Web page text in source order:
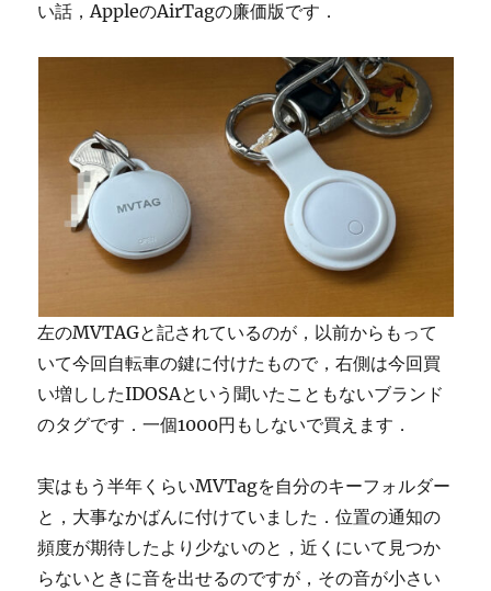
い話，AppleのAirTagの廉価版です．
左のMVTAGと記されているのが，以前からもって
いて今回自転車の鍵に付けたもので，右側は今回買
い増ししたIDOSAという聞いたこともないブランド
のタグです．一個1000円もしないで買えます．
実はもう半年くらいMVTagを自分のキーフォルダー
と，大事なかばんに付けていました．位置の通知の
頻度が期待したより少ないのと，近くにいて見つか
らないときに音を出せるのですが，その音が小さい